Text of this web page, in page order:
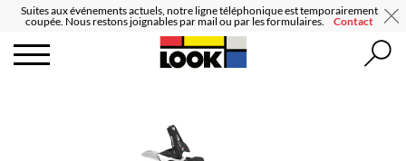
Suites aux événements actuels, notre ligne téléphonique est temporairement
coupée. Nous restons joignables par mail ou par les formulaires.
Contact